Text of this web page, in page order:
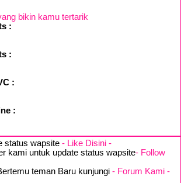
bikin kamu tertarik
:
:
:
:
status wapsite - Like Disini -
kami untuk update status wapsite- Follow
teman Baru kunjungi - Forum Kami -